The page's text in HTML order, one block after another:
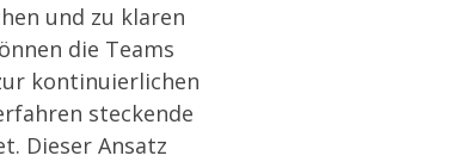
und zu klaren
die Teams
kontinuierlichen
steckende
Dieser Ansatz